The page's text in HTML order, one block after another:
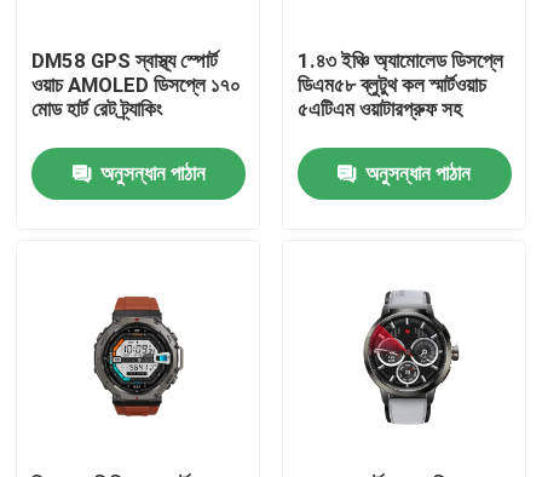
DM58 GPS স্বাস্থ্য স্পোর্ট
ওয়াচ AMOLED ডিসপ্লে ১৭০
মোড হার্ট রেট ট্র্যাকিং
অনুসন্ধান পাঠান
1.৪৩ ইঞ্চি অ্যামোলেড ডিসপ্লে
ডিএম৫৮ ব্লুটুথ কল স্মার্টওয়াচ
৫এটিএম ওয়াটারপ্রুফ সহ
অনুসন্ধান পাঠান